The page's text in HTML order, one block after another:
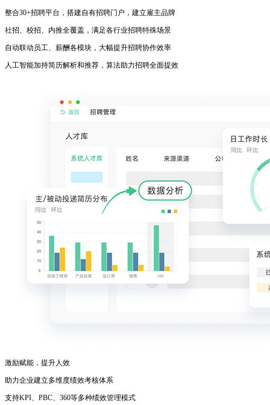
整合30+招聘平台，搭建自有招聘门户，建立雇主品牌
社招、校招、内推全覆盖，满足各行业招聘特殊场景
自动联动员工、薪酬各模块，大幅提升招聘协作效率
人工智能加持简历解析和推荐，算法助力招聘全面提效
激励赋能，提升人效
助力企业建立多维度绩效考核体系
支持KPI、PBC、360等多种绩效管理模式